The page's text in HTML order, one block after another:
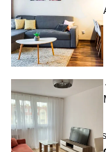
To jeszcze nie